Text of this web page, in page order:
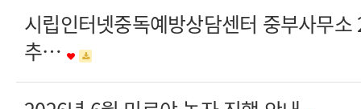
시립인터넷중독예방상담센터 중부사무
추…